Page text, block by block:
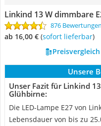
Linkind 13 W dimmbare
876 Bewertungen
ab 16,00 € ( Sofort lieferbar)
Unsere
Unser Fazit für Linkind
Glühbirne:
Die LED-Lampe E27 von
Lebensdauer von bis zu